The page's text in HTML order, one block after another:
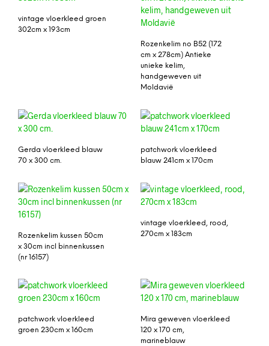
vintage vloerkleed groen
302cm x 193cm
Rozenkelim no B52 (172
cm x 278cm) Antieke
unieke kelim,
handgeweven uit
Moldavië
Gerda vloerkleed blauw
70 x 300 cm.
patchwork vloerkleed
blauw 241cm x 170cm
Rozenkelim kussen 50cm
x 30cm incl binnenkussen
(nr 16157)
vintage vloerkleed, rood,
270cm x 183cm
patchwork vloerkleed
groen 230cm x 160cm
Mira geweven vloerkleed
120 x 170 cm,
marineblauw